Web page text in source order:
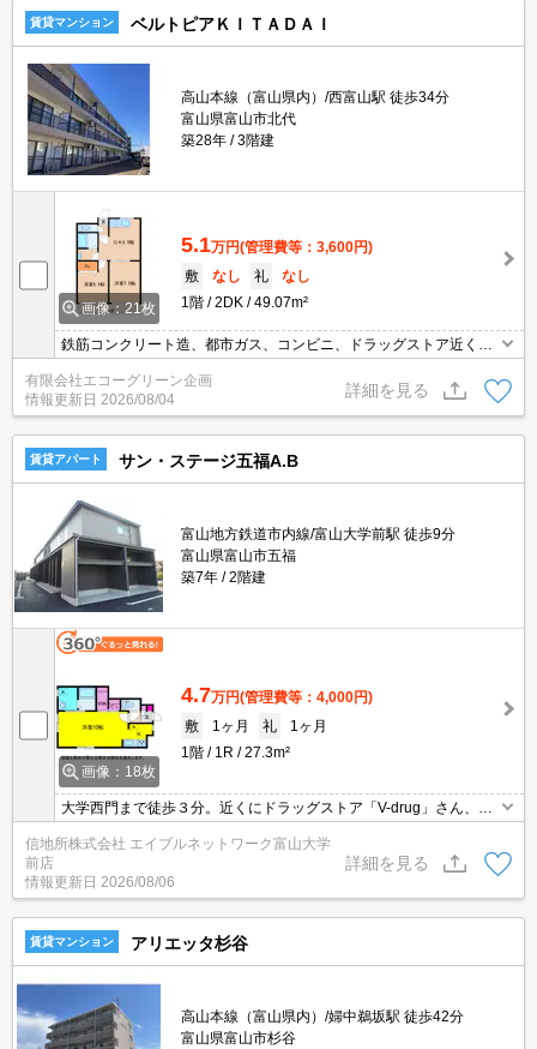
賃貸マンション ベルトピアＫＩＴＡＤＡＩ
高山本線（富山県内）/西富山駅 徒歩34分
富山県富山市北代
築28年
3階建
画像：21枚
5.1万円(管理費等：3,600円)
敷
なし 礼
なし
1階
2DK 49.07m²
鉄筋コンクリート造、都市ガス、コンビニ、ドラッグストア近く。
国道8号線へのアクセスも良好。
有限会社エコーグリーン企画
情報更新日 2026/08/04
詳細を見る
賃貸アパート サン・ステージ五福A.B
富山地方鉄道市内線/富山大学前駅 徒歩9分
富山県富山市五福
築7年
2階建
画像：18枚
4.7万円(管理費等：4,000円)
敷
1ヶ月 礼
1ヶ月
1階
1R 27.3m²
大学西門まで徒歩３分。近くにドラッグストア「V-drug」さん、コ
料（Wi-Fi無料）。玄関はタッチパネルデジタル錠です。
信地所株式会社 エイブルネットワーク富山大学
前店
情報更新日 2026/08/06
詳細を見る
賃貸マンション アリエッタ杉谷
高山本線（富山県内）/婦中鵜坂駅 徒歩42分
富山県富山市杉谷